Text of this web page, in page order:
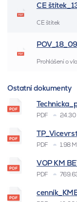
CE
CE štítek
Prohlášení o
Ostatní dokumenty
PDF 24.30
PDF 1.98
VOP KM
PDF